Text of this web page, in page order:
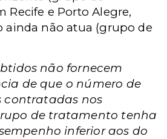
Recife e Porto Alegre,
ainda não atua (grupo de
não fornecem
de que o número de
contratadas nos
de tratamento tenha
inferior aos do